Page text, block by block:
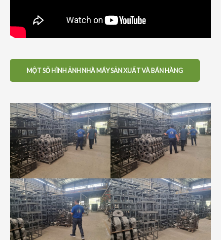
MỘT SỐ HÌNH ẢNH NHÀ MÁY SẢN XUẤT VÀ BÁN HÀNG